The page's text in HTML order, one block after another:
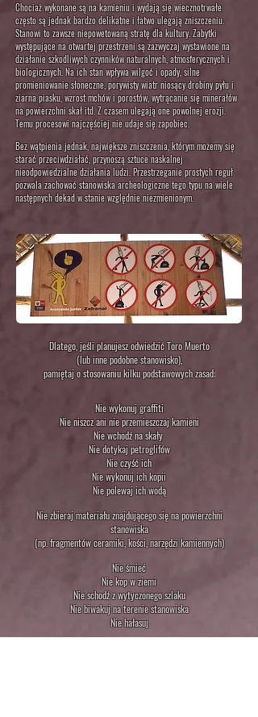
Chociaż wykonane są na kamieniu i wydają się wiecznotrwałe
często są jednak bardzo delikatne i łatwo ulegają zniszczeniu.
Stanowi to zawsze niepowetowaną stratę dla kultury. Zabytki
występujące na otwartej przestrzeni są zazwyczaj wystawione na
działanie szkodliwych czynników naturalnych, atmosferycznych i
biologicznych. Na ich stan wpływa wilgoć i opady, silne
promieniowanie słoneczne, porywisty wiatr niosący drobiny pyłu i
ziarna piasku,wzrost mchów i porostów, wytrącanie się minerałów
na powierzchni skał itd. Z czasem ulegają one powolnej erozji.
Temu procesowi najczęściej nie udaje się zapobiec.
Bez wątpienia jednak, największe zniszczenia, którym możemy się
starać przeciwdziałać, przynoszą sztuce naskalnej
nieodpowiedzialne działania ludzi. Przestrzeganie prostych reguł
pozwala zachować stanowiska archeologiczne tego typu na wiele
następnych dekad w stanie względnie niezmienionym.
Dlatego, jeśli planujesz odwiedzić Toro Muerto
(lub inne podobne stanowisko),
pamiętaj o stosowaniu kilku podstawowych zasad:
Nie wykonuj graffiti
Nie niszcz ani nie przemieszczaj kamieni
Nie wchodź na skały
Nie dotykaj petroglifów
Nie czyść ich
Nie wykonuj ich kopii
Nie polewaj ich wodą
Nie zbieraj materiału znajdującego się na powierzchni
stanowiska
(np. fragmentów ceramiki, kości, narzędzi kamiennych)
Nie śmieć
Nie kop w ziemi
Nie schodź z wytyczonego szlaku
Nie biwakuj na terenie stanowiska
Nie hałasuj